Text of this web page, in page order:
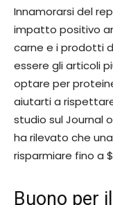
Innamorarsi del
impatto positivo
carne e i prodotti
essere gli articoli
optare per
aiutarti a
studio sul Journal
ha rilevato che
risparmiare fino a
Buono per